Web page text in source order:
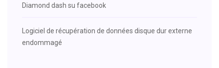
Diamond dash su facebook
Logiciel de récupération de données disque dur externe
endommagé